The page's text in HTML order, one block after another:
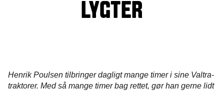
LYGTER
Henrik Poulsen tilbringer dagligt mange timer i sine Valtra-
traktorer. Med så mange timer bag rettet, gør han gerne lidt